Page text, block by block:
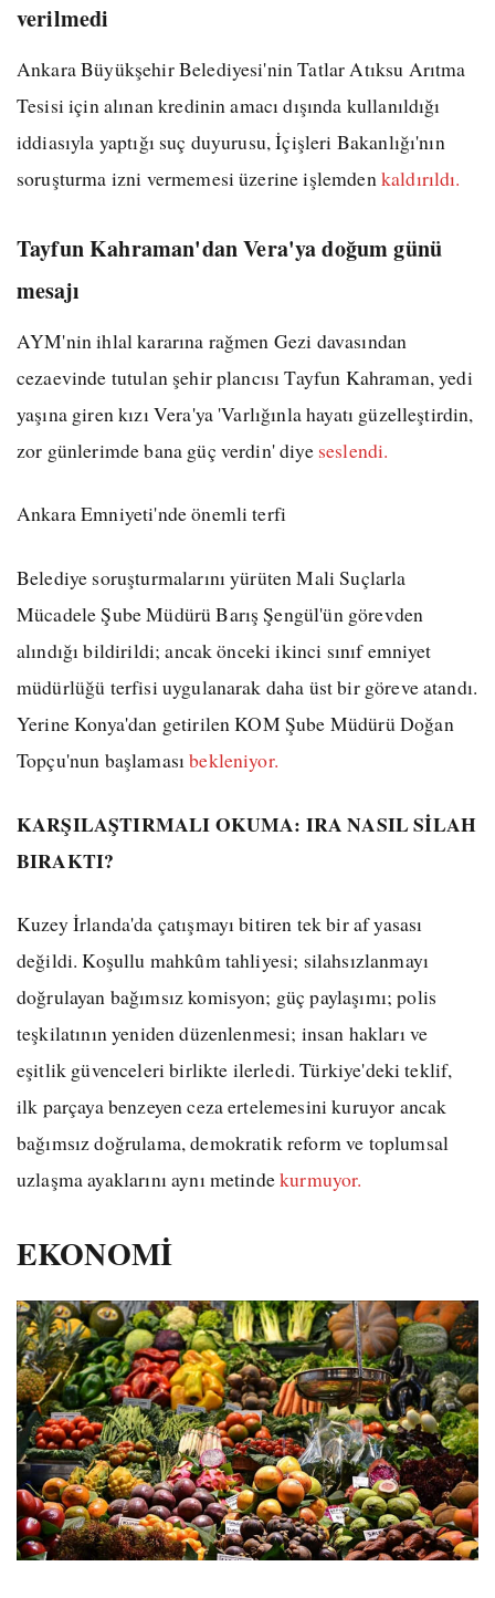
verilmedi
Ankara Büyükşehir Belediyesi'nin Tatlar Atıksu Arıtma
Tesisi için alınan kredinin amacı dışında kullanıldığı
iddiasıyla yaptığı suç duyurusu, İçişleri Bakanlığı'nın
soruşturma izni vermemesi üzerine işlemden kaldırıldı.
Tayfun Kahraman'dan Vera'ya doğum günü
mesajı
AYM'nin ihlal kararına rağmen Gezi davasından
cezaevinde tutulan şehir plancısı Tayfun Kahraman, yedi
yaşına giren kızı Vera'ya 'Varlığınla hayatı güzelleştirdin,
zor günlerimde bana güç verdin' diye seslendi.
Ankara Emniyeti'nde önemli terfi
Belediye soruşturmalarını yürüten Mali Suçlarla
Mücadele Şube Müdürü Barış Şengül'ün görevden
alındığı bildirildi; ancak önceki ikinci sınıf emniyet
müdürlüğü terfisi uygulanarak daha üst bir göreve atandı.
Yerine Konya'dan getirilen KOM Şube Müdürü Doğan
Topçu'nun başlamasıbekleniyor.
KARŞILAŞTIRMALI OKUMA: IRA NASIL SİLAH
BIRAKTI?
Kuzey İrlanda'da çatışmayı bitiren tek bir af yasası
değildi. Koşullu mahkûm tahliyesi; silahsızlanmayı
doğrulayan bağımsız komisyon; güç paylaşımı; polis
teşkilatının yeniden düzenlenmesi; insan hakları ve
eşitlik güvenceleri birlikte ilerledi. Türkiye'deki teklif,
ilk parçaya benzeyen ceza ertelemesini kuruyor ancak
bağımsız doğrulama, demokratik reform ve toplumsal
uzlaşma ayaklarını aynı metindekurmuyor.
EKONOMİ